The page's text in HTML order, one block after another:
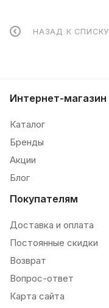
НАЗАД К СПИСКУ
Интернет-магазин
Каталог
Бренды
Акции
Блог
Покупателям
Доставка и оплата
Постоянные скидки
Возврат
Вопрос-ответ
Карта сайта